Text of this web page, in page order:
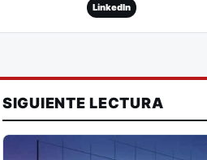
LinkedIn
SIGUIENTE LECTURA